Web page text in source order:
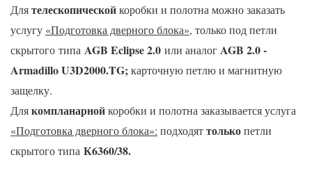
Длятелескопическойкоробки и полотна можно заказать
услугу «Подготовка дверного блока», только под петли
скрытого типа AGB Eclipse 2.0 или аналогAGB 2.0 -
Armadillo U3D2000.TG;карточную петлю и магнитную
защелку.
Длякомпланарнойкоробки и полотна заказывается услуга
«Подготовка дверного блока»: подходяттолькопетли
скрытого типа К6360/38.